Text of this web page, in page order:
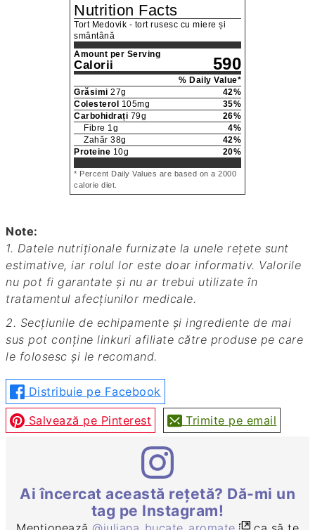
Nutrition Facts
Tort Medovik - tort rusesc cu miere și
smântână
Amount per Serving
Calorii 590
% Daily Value*
Grăsimi 27g 42%
Colesterol 105mg 35%
Carbohidrați 79g 26%
Fibre 1g 4%
Zahăr 38g 42%
Proteine 10g 20%
* Percent Daily Values are based on a 2000
calorie diet.
Note:
1. Datele nutriționale furnizate la unele rețete sunt
estimative, iar rolul lor este doar informativ. Valorile
nu pot fi garantate și nu ar trebui utilizate în
tratamentul afecțiunilor medicale.
2. Secțiunile de echipamente și ingrediente de mai
sus pot conține linkuri afiliate către produse pe care
le folosesc și le recomand.
Distribuie pe Facebook
Salvează pe Pinterest Trimite pe email
Ai încercat această rețetă? Dă-mi un
tag pe Instagram!